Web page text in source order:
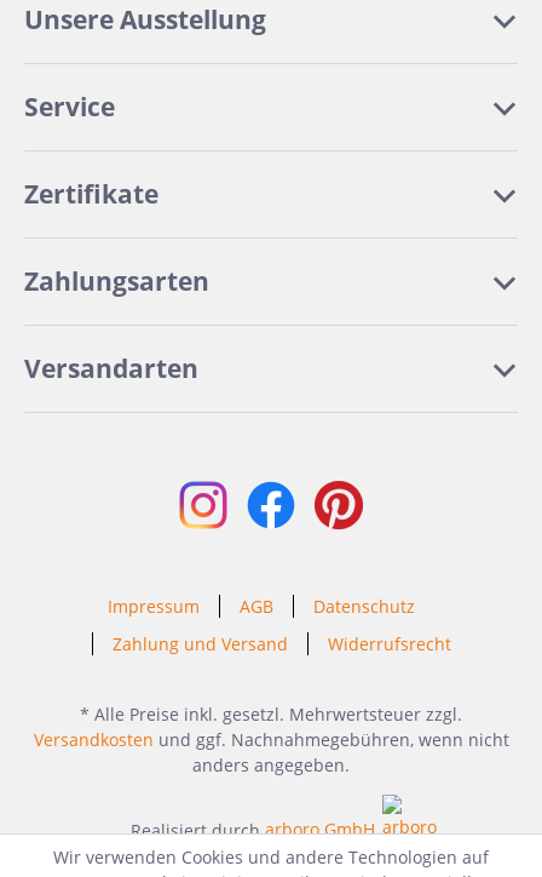
Unsere Ausstellung
Service
Zertifikate
Zahlungsarten
Versandarten
Impressum AGB
Datenschutz
Zahlung und Versand
Widerrufsrecht
* Alle Preise inkl. gesetzl. Mehrwertsteuer zzgl.
Versandkosten und ggf. Nachnahmegebühren, wenn nicht
anders angegeben.
Realisiert durcharboro GmbH
Wir verwenden Cookies und andere Technologien auf